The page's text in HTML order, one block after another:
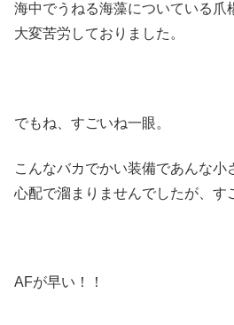
海中でうねる海藻についている爪
大変苦労しておりました。
でもね、すごいね一眼。
こんなバカでかい装備であんな小
心配で溜まりませんでしたが、す
AFが早い！！